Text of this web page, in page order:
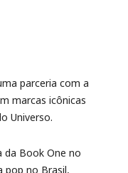
parceria com a
marcas icônicas
Universo.
da Book One no
pop no Brasil,